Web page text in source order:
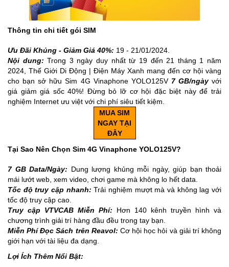
Thông tin chi tiết gói SIM
Ưu Đãi Khủng - Giảm Giá 40%: 19 - 21/01/2024.
Nội dung: Trong 3 ngày duy nhất từ 19 đến 21 tháng 1 năm
2024, Thế Giới Di Động | Điện Máy Xanh mang đến cơ hội vàng
cho bạn sở hữu Sim 4G Vinaphone YOLO125V 7 GB/ngàyvới
giá giảm giá sốc 40%! Đừng bỏ lỡ cơ hội đặc biệt này để trải
nghiệm Internet ưu việt với chi phí siêu tiết kiệm.
MUA SIM
NGAY TẠI
ĐÂY
Tại Sao Nên Chọn Sim 4G Vinaphone YOLO125V?
7 GB Data/Ngày: Dung lượng khủng mỗi ngày, giúp bạn thoải
mái lướt web, xem video, chơi game mà không lo hết data.
Tốc độ truy cập nhanh: Trải nghiệm mượt mà và không lag với
tốc độ truy cập cao.
Truy cập VTVCAB Miễn Phí: Hơn 140 kênh truyền hình và
chương trình giải trí hàng đầu đều trong tay bạn.
Miễn Phí Đọc Sách trên Reavol: Cơ hội học hỏi và giải trí không
giới hạn với tài liệu đa dạng.
Lợi Ích Thêm Nổi Bật: